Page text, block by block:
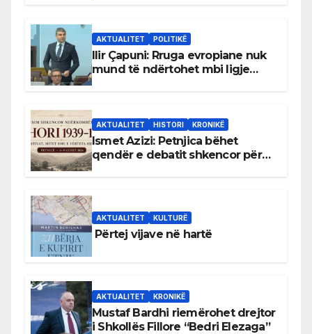
AKTUALITET POLITIKË
Ilir Çapuni: Rruga evropiane nuk
mund të ndërtohet mbi ligje
AKTUALITET HISTORI KRONIKË
Ismet Azizi: Petnjica bëhet
qendër e debatit shkencor për
AKTUALITET KULTURË
Përtej vijave në hartë
AKTUALITET KRONIKË
Mustaf Bardhi riemërohet drejtor
i Shkollës Fillore “Bedri Elezaga”